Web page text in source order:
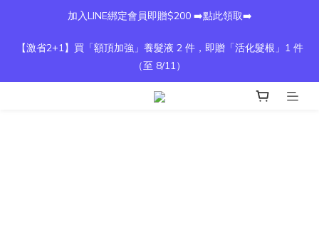
加入LINE綁定會員即贈$200 ➡️點此領取➡️
【激省2+1】買「額頂加強」養髮液 2 件，即贈「活化髮根」1 件
（至 8/11）